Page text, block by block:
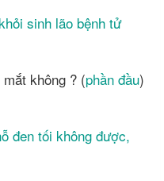
sinh lão bệnh tử
không ? (phần đầu)
đen tối không được,